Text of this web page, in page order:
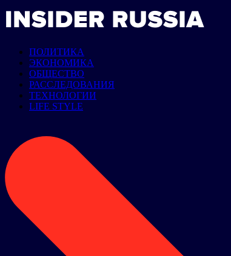
ПОЛИТИКА
ЭКОНОМИКА
ОБЩЕСТВО
РАССЛЕДОВАНИЯ
ТЕХНОЛОГИИ
LIFE STYLE